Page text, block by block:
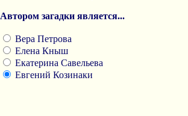
Автором загадки является...
Вера Петрова
Елена Кныш
Екатерина Савельева
Евгений Козинаки